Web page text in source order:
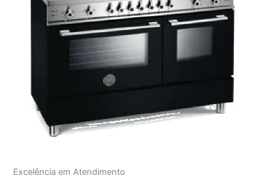
Excelência em Atendimento